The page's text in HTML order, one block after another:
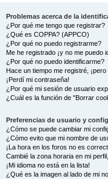
Problemas acerca de la
¿Por qué me tengo que registrar?
¿Qué es COPPA? (APPCO)
¿Por qué no puedo registrarme?
Me he registrado ¡y no me puedo
¿Por qué no puedo identificarme?
Hace un tiempo me registré,
¡Perdí mi contraseña!
¿Por qué mi sesión de usuario
¿Cuál es la función de "Borrar
Preferencias de usuario y
¿Cómo se puede cambiar mi
¿Cómo evito que mi nombre de
¡La hora en los foros no es
Cambié la zona horaria en mi
¡Mi idioma no está en la lista!
¿Qué es la imagen al lado de mi